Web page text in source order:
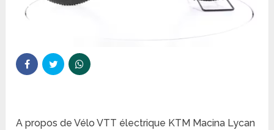
A propos de Vélo VTT électrique KTM Macina Lycan